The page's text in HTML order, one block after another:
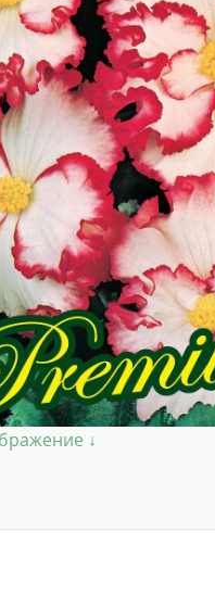
↓